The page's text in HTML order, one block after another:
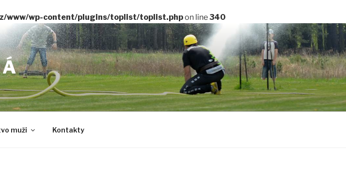
www/wp-content/plugins/toplist/toplist.phpon line340
muži Kontakty